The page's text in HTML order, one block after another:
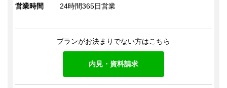
営業時間 24時間365日営業
プランがお決まりでない方はこちら
内見・資料請求